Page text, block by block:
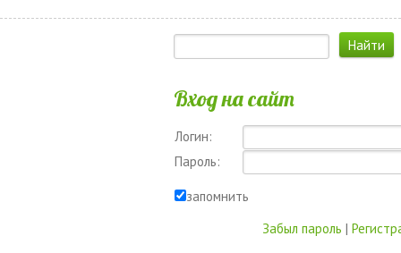
Вход на сайт
Логин:
Пароль:
запомнить
Забыл пароль |